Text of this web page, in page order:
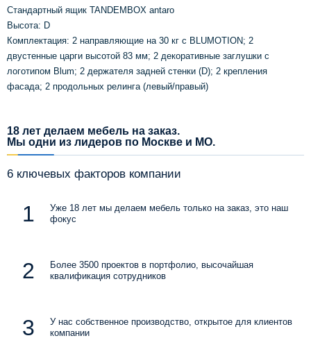
Стандартный ящик TANDEMBOX antaro
Высота: D
Комплектация: 2 направляющие на 30 кг с BLUMOTION; 2
двустенные царги высотой 83 мм; 2 декоративные заглушки с
логотипом Blum; 2 держателя задней стенки (D); 2 крепления
фасада; 2 продольных релинга (левый/правый)
18 лет делаем мебель на заказ.
Мы одни из лидеров по Москве и МО.
6 ключевых факторов компании
Уже 18 лет мы делаем мебель только на заказ, это наш
фокус
Более 3500 проектов в портфолио, высочайшая
квалификация сотрудников
У нас собственное производство, открытое для клиентов
компании